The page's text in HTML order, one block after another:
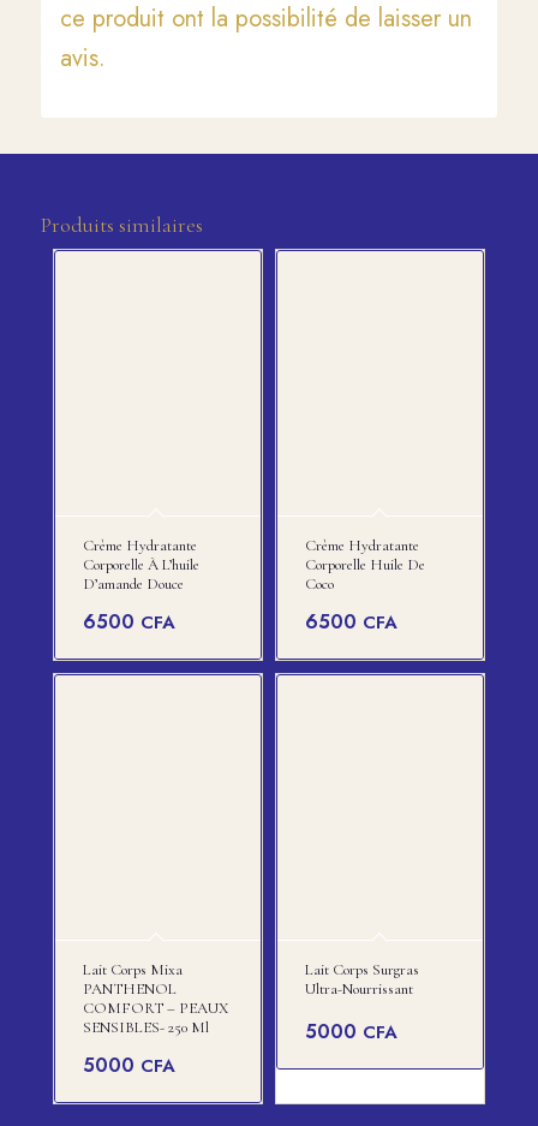
ce produit ont la possibilité de laisser un
avis.
Produits similaires
Crème Hydratante
Corporelle À L’huile
D’amande Douce
6500 CFA
Crème Hydratante
Corporelle Huile De
Coco
6500 CFA
Lait Corps Mixa
PANTHENOL
COMFORT – PEAUX
SENSIBLES- 250 Ml
5000 CFA
Lait Corps Surgras
Ultra-Nourrissant
5000 CFA